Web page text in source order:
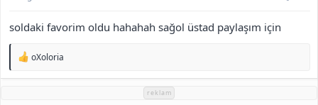
soldaki favorim oldu hahahah sağol üstad paylaşım için
T
p
oXoloria
reklam